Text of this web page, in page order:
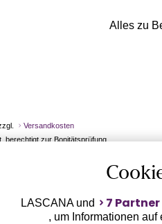
Alles zu
Versandkosten
berechtigt zur Bonitätsprüfung
LASCANA und 7 Partner
, um Informationen